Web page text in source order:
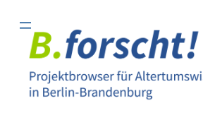
Inhalt
springen